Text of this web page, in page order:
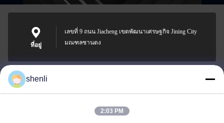
ที่อยู่
เลขที่ 9 ถนน Jiacheng เขตพัฒนาเศรษฐกิจ Jining City
มณฑลซานตง
shenli@shenlirigging.com
shenli
2:03 PM